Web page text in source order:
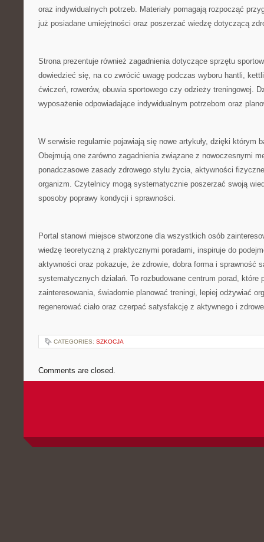
oraz indywidualnych potrzeb. Materiały pomagają rozpocząć
już posiadane umiejętności oraz poszerzać wiedzę dotyczącą
Strona prezentuje również zagadnienia dotyczące sprzętu
dowiedzieć się, na co zwrócić uwagę podczas wyboru hantli,
ćwiczeń, rowerów, obuwia sportowego czy odzieży treningowej.
wyposażenie odpowiadające indywidualnym potrzebom oraz
W serwisie regularnie pojawiają się nowe artykuły, dzięki którym
Obejmują one zarówno zagadnienia związane z nowoczesnymi
ponadczasowe zasady zdrowego stylu życia, aktywności
organizm. Czytelnicy mogą systematycznie poszerzać swoją
sposoby poprawy kondycji i sprawności.
Portal stanowi miejsce stworzone dla wszystkich osób
wiedzę teoretyczną z praktycznymi poradami, inspiruje do
aktywności oraz pokazuje, że zdrowie, dobra forma i sprawność
systematycznych działań. To rozbudowane centrum porad, które
zainteresowania, świadomie planować treningi, lepiej odżywiać
regenerować ciało oraz czerpać satysfakcję z aktywnego i
CATEGORIES: SZKOCJA
Comments are closed.